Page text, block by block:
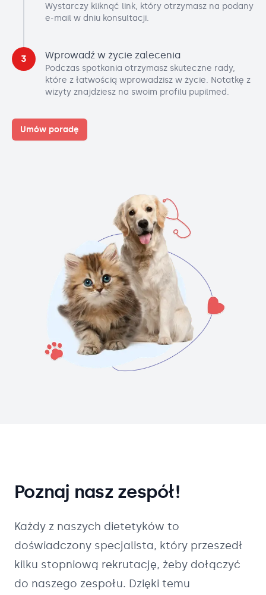
Wystarczy kliknąć link, który otrzymasz na podany
e-mail w dniu konsultacji.
3 Wprowadź w życie zalecenia
Podczas spotkania otrzymasz skuteczne rady,
które z łatwością wprowadzisz w życie. Notatkę z
wizyty znajdziesz na swoim profilu pupilmed.
Umów poradę
Poznaj nasz zespół!
Każdy z naszych dietetyków to
doświadczony specjalista, który przeszedł
kilku stopniową rekrutację, żeby dołączyć
do naszego zespołu. Dzięki temu